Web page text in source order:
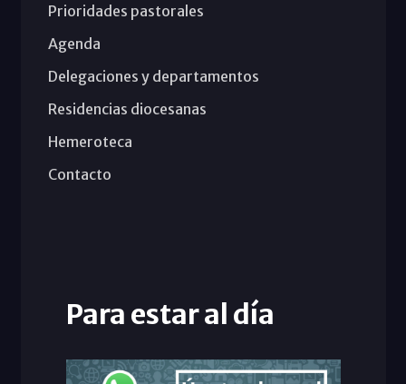
Prioridades pastorales
Agenda
Delegaciones y departamentos
Residencias diocesanas
Hemeroteca
Contacto
Para estar al día